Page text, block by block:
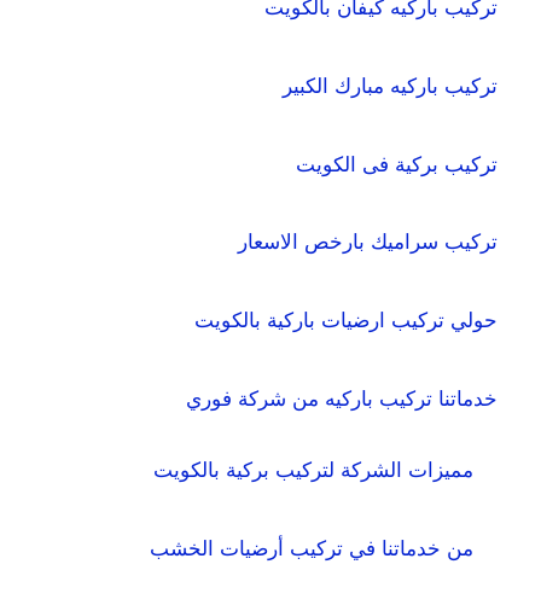
تركيب باركيه كيفان بالكويت
تركيب باركيه مبارك الكبير
تركيب بركية فى الكويت
تركيب سراميك بارخص الاسعار
حولي تركيب ارضيات باركية بالكويت
خدماتنا تركيب باركيه من شركة فوري
مميزات الشركة لتركيب بركية بالكويت
من خدماتنا في تركيب أرضيات الخشب